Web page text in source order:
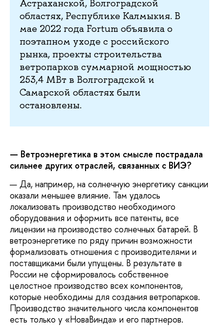
Астраханской, Волгоградской
областях, Республике Калмыкия. В
мае 2022 года Fortum объявила о
поэтапном уходе с российского
рынка, проекты строительства
ветропарков суммарной мощностью
253,4 МВт в Волгоградской и
Самарской областях были
остановлены.
— Ветроэнергетика в этом смысле пострадала
сильнее других отраслей, связанных с ВИЭ?
— Да, например, на солнечную энергетику санкции
оказали меньшее влияние. Там удалось
локализовать производство необходимого
оборудования и оформить все патенты, все
лицензии на производство солнечных батарей. В
ветроэнергетике по ряду причин возможности
формализовать отношения с производителями и
поставщиками были упущены. В результате в
России не сформировалось собственное
целостное производство всех компонентов,
которые необходимы для создания ветропарков.
Производство значительного числа компонентов
есть только у «НоваВинда» и его партнеров.